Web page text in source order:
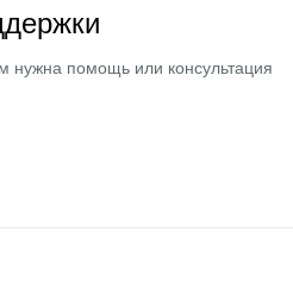
нужна помощь или консультация